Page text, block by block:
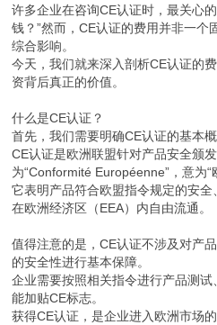
许多企业在咨询CE认证时，最关心
钱？”然而，CE认证的费用并非一个
综合影响。
今天，我们就来深入剖析CE认证的
资背后真正的价值。
什么是CE认证？
首先，我们需要明确CE认证的基本概
CE认证是欧洲联盟针对产品安全颁
为“Conformité Européenne”，意为“
它表明产品符合欧盟指令规定的安
在欧洲经济区（EEA）内自由流通。
值得注意的是，CE认证不涉及对产
的安全性进行基本保障。
企业需要按照相关指令进行产品测
能加贴CE标志。
获得CE认证，是企业进入欧洲市场